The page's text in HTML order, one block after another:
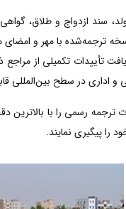
سند ازدواج و طلاق،
با مهر و امضای
تأییدات تکمیلی از
و اداری در سطح بین‌المللی
رسمی را با
را پیگیری نمایند.